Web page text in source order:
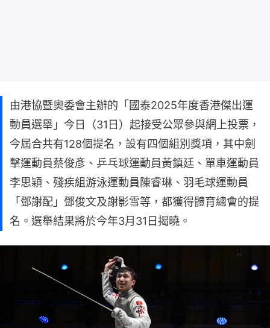
由港協暨奧委會主辦的「國泰2025年度香港傑出運
動員選舉」今日（31日）起接受公眾參與網上投票，
今屆合共有128個提名，設有四個組別獎項，其中劍
擊運動員蔡俊彥、乒乓球運動員黃鎮廷、單車運動員
李思穎、殘疾組游泳運動員陳睿琳、羽毛球運動員
「鄧謝配」鄧俊文及謝影雪等，都獲得體育總會的提
名。選舉結果將於今年3月31日揭曉。